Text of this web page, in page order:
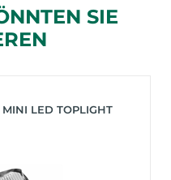
SIE
LED TOPLIGHT